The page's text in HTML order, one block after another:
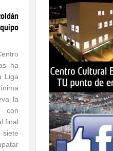
ha
Liga
la
con
final